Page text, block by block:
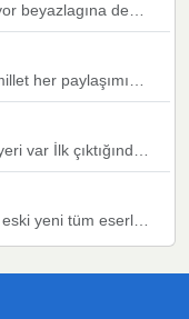
darılıyorum,Dinledikce asla kavusamayacagim ama asla unutamicagim sevdiğim adam için yanar içim
bir yandan da göbek atmayi))) diyeceklerim bu kadar güzel hoş bir sayfa emeğinize sağlık arkadaşlar kolay gelsin
yüksek sesle Allah razı olsun hizmet nimettir Rabbim sizin zahmetlerinize de hayırlı nimetler versin Selam ve dua ile Allah'a emanet olun
en güzel şekilde sevenlerine ulaştıran siz değerli sayfa yöneticilerine de teşekkür ederim